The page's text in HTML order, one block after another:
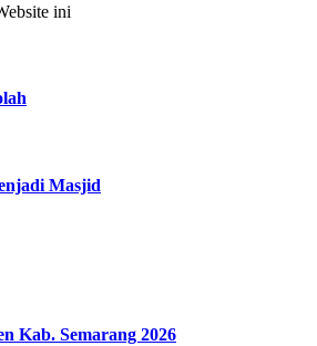
ini
Masjid
Kab. Semarang 2026